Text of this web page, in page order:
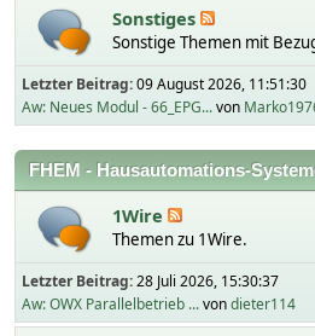
Sonstiges
Sonstige Themen mit
Letzter Beitrag:09 August 2026, 11:51:30
Aw: Neues Modul - 66_EPG...von
FHEM - Hausautomations-
1Wire
Themen zu 1Wire.
Letzter Beitrag:28 Juli 2026, 15:30:37
Aw: OWX Parallelbetrieb ...vondieter114